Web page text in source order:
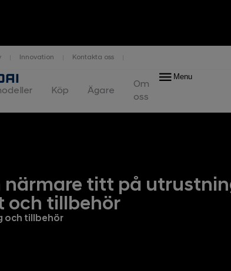
Innovation Kontakta oss
Köp Ägare
Om
oss
Menu
Prestanda Räckvidd och laddning
närmare titt på
och tillbehör
och tillbehör